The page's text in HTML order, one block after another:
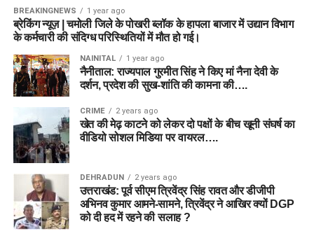
BREAKINGNEWS 1 year ago
ब्रेकिंग न्यूज़ | चमोली जिले के पोखरी ब्लॉक के हापला बाजार में उद्यान विभाग
के कर्मचारी की संदिग्ध परिस्थितियों में मौत हो गई।
NAINITAL 1 year ago
नैनीताल: राज्यपाल गुरमीत सिंह ने किए मां नैना देवी के
दर्शन, प्रदेश की सुख-शांति की कामना की….
CRIME 2 years ago
खेत की मेढ़ काटने को लेकर दो पक्षों के बीच खूनी संघर्ष का
वीडियो सोशल मिडिया पर वायरल….
DEHRADUN 2 years ago
उत्तराखंड: पूर्व सीएम त्रिवेंद्र सिंह रावत और डीजीपी
अभिनव कुमार आमने-सामने, त्रिवेंद्र ने आखिर क्यों DGP
को दी हद में रहने की सलाह ?